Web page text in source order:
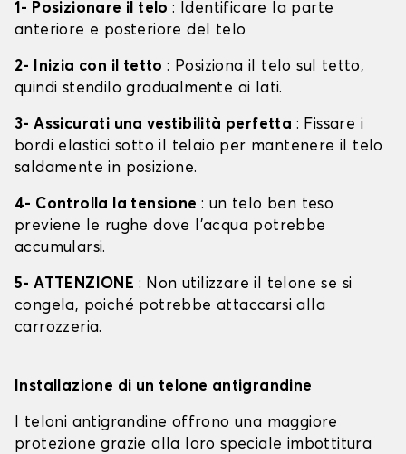
1- Posizionare il telo: Identificare la parte
anteriore e posteriore del telo
2- Inizia con il tetto: Posiziona il telo sul tetto,
quindi stendilo gradualmente ai lati.
3- Assicurati una vestibilità perfetta : Fissare i
bordi elastici sotto il telaio per mantenere il telo
saldamente in posizione.
4- Controlla la tensione : un telo ben teso
previene le rughe dove l'acqua potrebbe
accumularsi.
5- ATTENZIONE : Non utilizzare il telone se si
congela, poiché potrebbe attaccarsi alla
carrozzeria.
Installazione di un telone antigrandine
I teloni antigrandine offrono una maggiore
protezione grazie alla loro speciale imbottitura